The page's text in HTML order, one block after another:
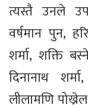
त्यस्तै उनले
वर्षमान पुन,
शर्मा, शक्ति
दिनानाथ
लीलामणि